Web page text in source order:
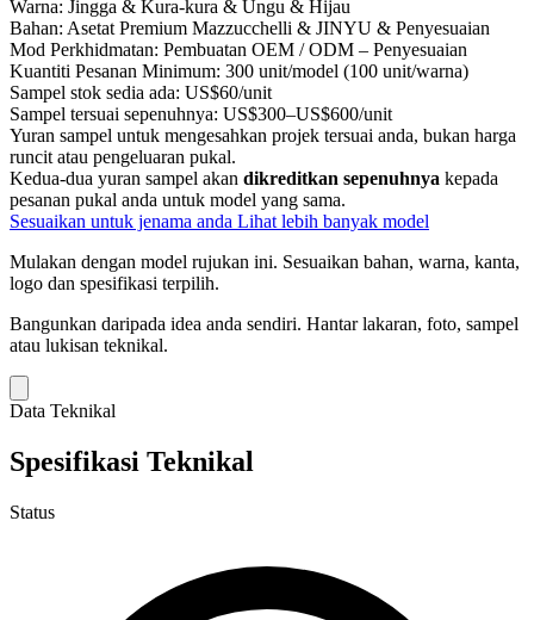
Warna: Jingga & Kura-kura & Ungu & Hijau
Bahan: Asetat Premium Mazzucchelli & JINYU & Penyesuaian
Mod Perkhidmatan: Pembuatan OEM / ODM – Penyesuaian
Kuantiti Pesanan Minimum: 300 unit/model (100 unit/warna)
Sampel stok sedia ada: US$60/unit
Sampel tersuai sepenuhnya: US$300–US$600/unit
Yuran sampel untuk mengesahkan projek tersuai anda, bukan harga
runcit atau pengeluaran pukal.
Kedua-dua yuran sampel akan dikreditkan sepenuhnya kepada
pesanan pukal anda untuk model yang sama.
Sesuaikan untuk jenama anda Lihat lebih banyak model
Mulakan dengan model rujukan ini. Sesuaikan bahan, warna, kanta,
logo dan spesifikasi terpilih.
Bangunkan daripada idea anda sendiri. Hantar lakaran, foto, sampel
atau lukisan teknikal.
Data Teknikal
Spesifikasi Teknikal
Status